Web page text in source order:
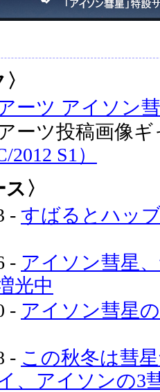
ーツ アイソン
ーツ投稿画像
S1）
〉
- すばるとハッ
- アイソン彗星
光中
- アイソン彗星
- この秋冬は彗
、アイソンの3